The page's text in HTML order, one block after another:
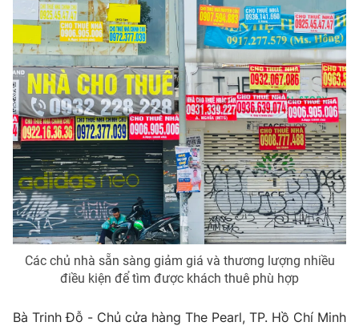
VTV Sức khoẻ Bất động sản
Thị trường 24h Tấm lòng Việt
VTV4 Vươn mình bằng AI
VTV9 VTV8
Liên hệ tòa soạn English
Các chủ nhà sẵn sàng giảm giá và thương lượng nhiều
điều kiện để tìm được khách thuê phù hợp
Bà Trinh Đỗ - Chủ cửa hàng The Pearl, TP. Hồ Chí Minh